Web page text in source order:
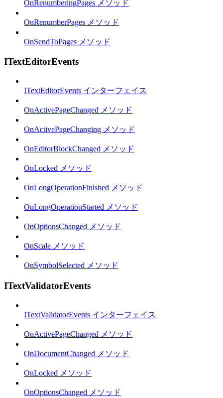
OnRenumberingPages メソッド
OnRenumberPages メソッド
OnSendToPages メソッド
ITextEditorEvents
ITextEditorEvents インターフェイス
OnActivePageChanged メソッド
OnActivePageChanging メソッド
OnEditorBlockChanged メソッド
OnLocked メソッド
OnLongOperationFinished メソッド
OnLongOperationStarted メソッド
OnOptionsChanged メソッド
OnScale メソッド
OnSymbolSelected メソッド
ITextValidatorEvents
ITextValidatorEvents インターフェイス
OnActivePageChanged メソッド
OnDocumentChanged メソッド
OnLocked メソッド
OnOptionsChanged メソッド